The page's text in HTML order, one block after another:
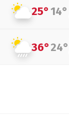
25°14°
36°24°